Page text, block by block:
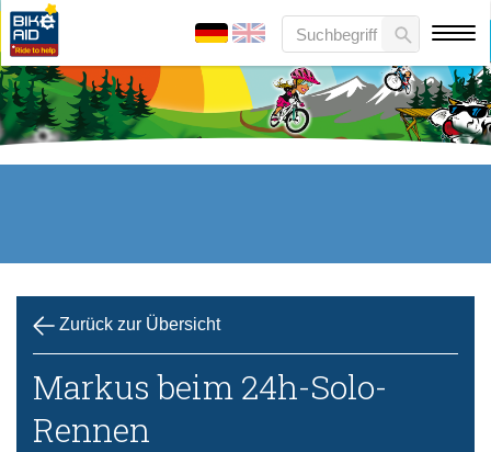
Zurück zur Übersicht
Markus beim 24h-Solo-
Rennen